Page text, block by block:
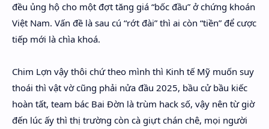
đều ủng hộ cho một đợt tăng giá “bốc đầu” ở chứng khoán
Việt Nam. Vấn đề là sau cú “rớt đài” thì ai còn “tiền” để cược
tiếp mới là chìa khoá.
Chim Lợn vậy thôi chứ theo mình thì Kinh tế Mỹ muốn suy
thoái thì vật vờ cũng phải nửa đầu 2025, bầu cử bầu kiếc
hoàn tất, team bác Bai Đờn là trùm hack số, vậy nên từ giờ
đến lúc ấy thì thị trường còn cà giựt chán chê, mọi người